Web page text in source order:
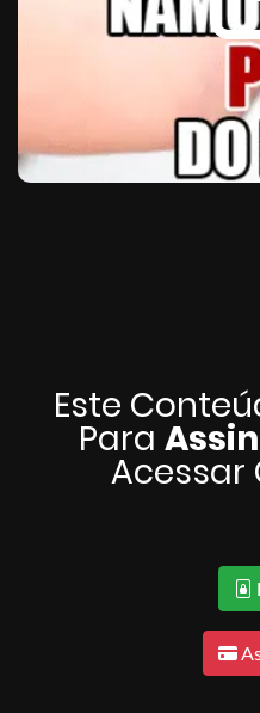
Este
Para
Acessar